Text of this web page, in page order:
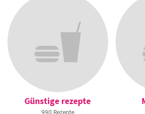
Günstige rezepte
990 Rezepte